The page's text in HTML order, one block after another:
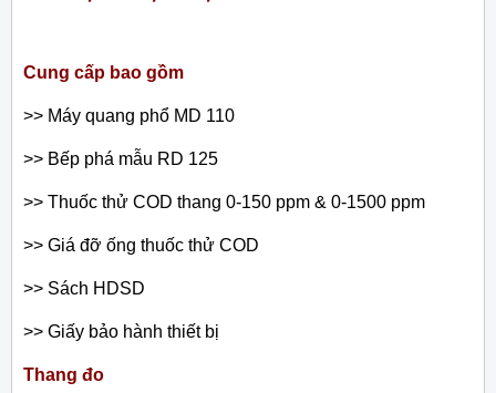
Cung cấp bao gồm
>> Máy quang phổ MD 110
>> Bếp phá mẫu RD 125
>> Thuốc thử COD thang 0-150 ppm & 0-1500 ppm
>> Giá đỡ ống thuốc thử COD
>> Sách HDSD
>> Giấy bảo hành thiết bị
Thang đo